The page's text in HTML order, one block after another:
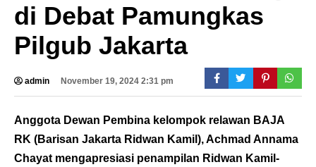
di Debat Pamungkas
Pilgub Jakarta
admin November 19, 2024 2:31 pm
Anggota Dewan Pembina kelompok relawan BAJA
RK (Barisan Jakarta Ridwan Kamil), Achmad Annama
Chayat mengapresiasi penampilan Ridwan Kamil-